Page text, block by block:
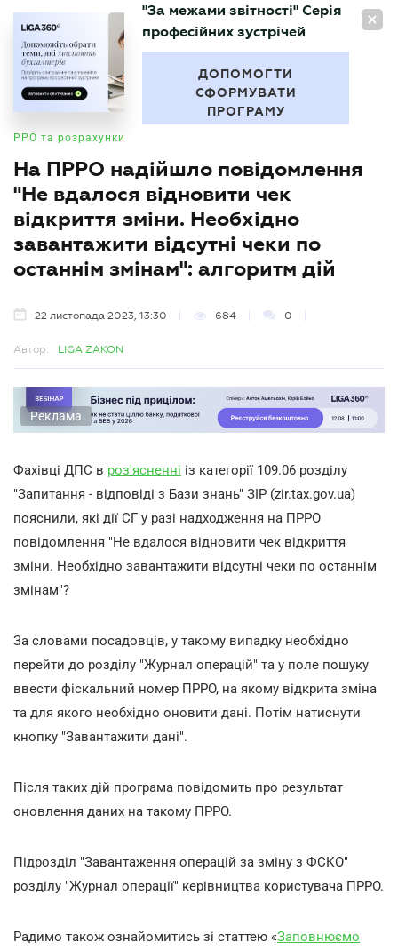
UA
БУХГАЛТЕР
"За межами звітності" Серія
професійних зустрічей
ДОПОМОГТИ
СФОРМУВАТИ
ПРОГРАМУ
РРО та розрахунки
На ПРРО надійшло повідомлення
"Не вдалося відновити чек
відкриття зміни. Необхідно
завантажити відсутні чеки по
останнім змінам": алгоритм дій
22 листопада 2023, 13:30 684 0
Автор: LIGA ZAKON
Реклама
Фахівці ДПС в роз'ясненні із категорії 109.06 розділу
"Запитання - відповіді з Бази знань" ЗІР (zir.tax.gov.ua)
пояснили, які дії СГ у разі надходження на ПРРО
повідомлення "Не вдалося відновити чек відкриття
зміни. Необхідно завантажити відсутні чеки по останнім
змінам"?
За словами посадовців, у такому випадку необхідно
перейти до розділу "Журнал операцій" та у поле пошуку
ввести фіскальний номер ПРРО, на якому відкрита зміна
та для якого необхідно оновити дані. Потім натиснути
кнопку "Завантажити дані".
Після таких дій програма повідомить про результат
оновлення даних на такому ПРРО.
Підрозділ "Завантаження операцій за зміну з ФСКО"
розділу "Журнал операції" керівництва користувача ПРРО.
Радимо також ознайомитись зі статтею «Заповнюємо